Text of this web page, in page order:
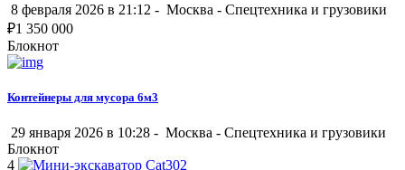
8 февраля 2026 в 21:12 - Москва - Спецтехника и грузовики
₽1 350 000
Блокнот
Контейнеры для мусора 6м3
29 января 2026 в 10:28 - Москва - Спецтехника и грузовики
Блокнот
4